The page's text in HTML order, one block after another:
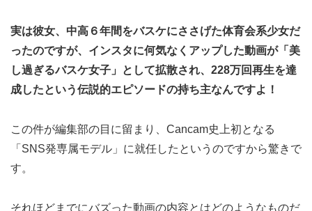
実は彼女、中高６年間をバスケにささげた体育会系少女だ
ったのですが、インスタに何気なくアップした動画が「美
し過ぎるバスケ女子」として拡散され、228万回再生を達
成したという伝説的エピソードの持ち主なんですよ！
この件が編集部の目に留まり、Cancam史上初となる
「SNS発専属モデル」に就任したというのですから驚きで
す。
それほどまでにバズった動画の内容とはどのようなものだ